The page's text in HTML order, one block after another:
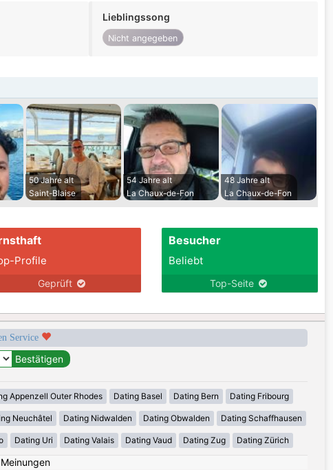
Lieblingssong
Nicht angegeben
50 Jahre alt
Saint-Blaise
54 Jahre alt
La Chaux-de-Fon
48 Jahre alt
La Chaux-de-Fon
Profile
Geprüft
Besucher
Beliebt
Top-Seite
Service
Appenzell Outer Rhodes Dating Basel Dating Bern Dating Fribourg
Neuchâtel Dating Nidwalden Dating Obwalden Dating Schaffhausen
Dating Uri Dating Valais Dating Vaud Dating Zug Dating Zürich
Meinungen